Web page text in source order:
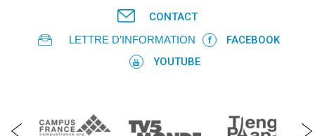
CONTACT
LETTRE D’INFORMATION
FACEBOOK
YOUTUBE